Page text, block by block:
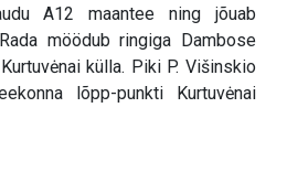
A12 maantee ning jõuab
möödub ringiga Dambose
külla. Piki P. Višinskio
lõpp-punkti Kurtuvėnai